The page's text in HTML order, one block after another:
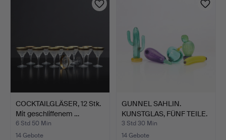
COCKTAILGLÄSER, 12 Stk.
Mit geschliffenem …
6 Std 50 Min
14 Gebote
GUNNEL SAHLIN.
KUNSTGLAS, FÜNF TEILE.
Früc…
3 Std 30 Min
14 Gebote